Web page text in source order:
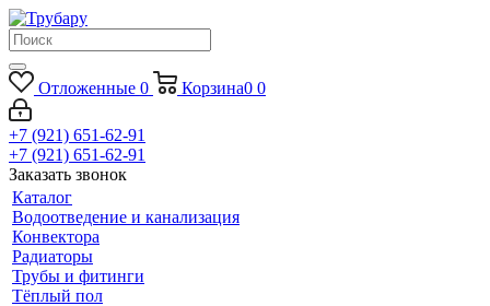
Отложенные 0 Корзина0 0
+7 (921) 651-62-91
+7 (921) 651-62-91
Заказать звонок
Каталог
Водоотведение и канализация
Конвектора
Радиаторы
Трубы и фитинги
Тёплый пол